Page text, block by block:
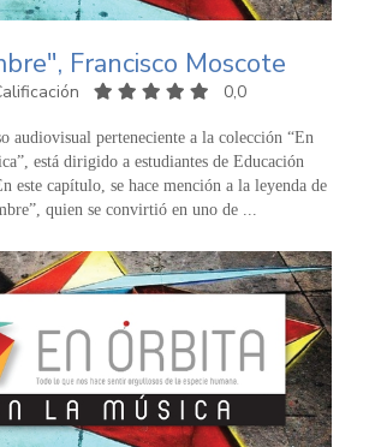
Francisco Moscote
0,0
audiovisual perteneciente a la colección “En
está dirigido a estudiantes de Educación
este capítulo, se hace mención a la leyenda de
quien se convirtió en uno de ...